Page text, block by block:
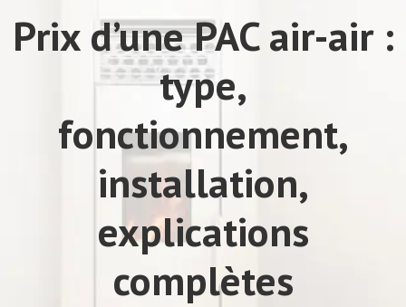
Prix d’une PAC air-air :
type,
fonctionnement,
installation,
explications
complètes